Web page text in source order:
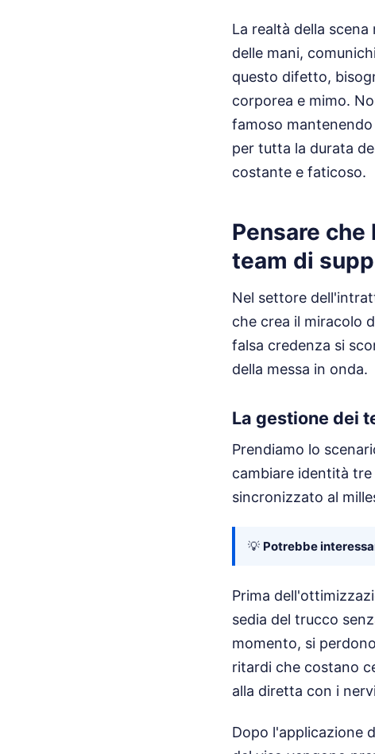
La realtà della
delle mani,
questo difetto,
corporea e mimo.
famoso
per tutta la durata
costante e faticoso.
Pensare
team di
Nel settore
che crea il miracolo
falsa credenza si
della messa in onda.
La gestione dei
Prendiamo lo
cambiare identità
sincronizzato al
💡 Potrebbe
Prima
sedia del trucco
momento, si
ritardi che costano
alla diretta con i
Dopo l'applicazione